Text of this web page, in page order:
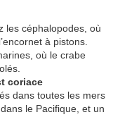
les céphalopodes, où
à pistons.
où le crabe
coriace
dans toutes les mers
le Pacifique, et un